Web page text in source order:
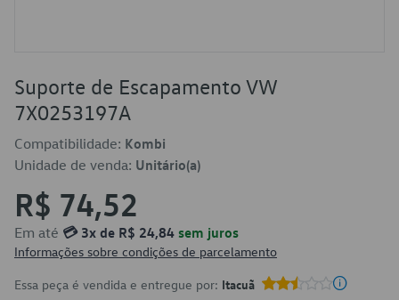
Suporte de Escapamento VW
7X0253197A
Compatibilidade: Kombi
Unidade de venda: Unitário(a)
R$ 74,52
Em até 💳 3x de R$ 24,84 sem juros
Informações sobre condições de parcelamento
Essa peça é vendida e entregue por: Itacuã